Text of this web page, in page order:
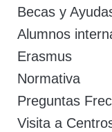
Becas y
Alumnos
Erasmus
Normativa
Preguntas
Visita a